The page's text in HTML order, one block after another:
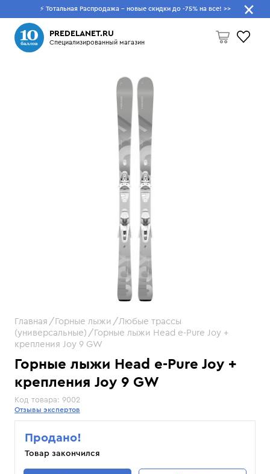
⚡ Тотальная Распродажа - новые скидки до -75% на все! >>
PREDELANET.RU
Специализированный магазин
Что будем искать?
Главная Горные лыжи
Любые трассы
(универсальные)
Горные лыжи Head e-Pure Joy +
крепления Joy 9 GW
Горные лыжи Head e-Pure Joy +
крепления Joy 9 GW
Код товара: 9002
Отзывы экспертов
Продано!
Товар закончился